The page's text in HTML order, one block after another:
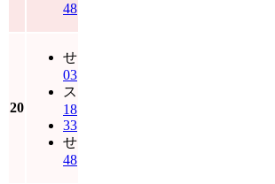
48
20
せ
03
ス
18
33
せ
48